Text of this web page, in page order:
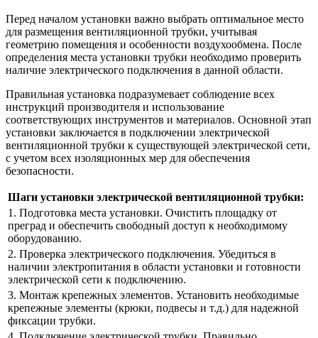
Перед началом установки важно выбрать оптимальное место
для размещения вентиляционной трубки, учитывая
геометрию помещения и особенности воздухообмена. После
определения места установки трубки необходимо проверить
наличие электрического подключения в данной области.
Правильная установка подразумевает соблюдение всех
инструкций производителя и использование
соответствующих инструментов и материалов. Основной этап
установки заключается в подключении электрической
вентиляционной трубки к существующей электрической сети,
с учетом всех изоляционных мер для обеспечения
безопасности.
Шаги установки электрической вентиляционной трубки:
1. Подготовка места установки. Очистить площадку от
преград и обеспечить свободный доступ к необходимому
оборудованию.
2. Проверка электрического подключения. Убедиться в
наличии электропитания в области установки и готовности
электрической сети к подключению.
3. Монтаж крепежных элементов. Установить необходимые
крепежные элементы (крюки, подвесы и т.д.) для надежной
фиксации трубки.